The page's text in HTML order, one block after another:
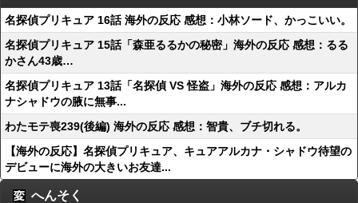
名探偵プリキュア 16話 海外の反応 感想：小林ソード、かっこいい。
名探偵プリキュア 15話「森亜るるかの秘密」海外の反応 感想：るる
かさん43歳…
名探偵プリキュア 13話「名探偵 VS 怪盗」海外の反応 感想：アルカ
ナシャドウの腋に無事...
わたモテ喪239(後編) 海外の反応 感想：智貴、ブチ切れる。
【海外の反応】名探偵プリキュア、キュアアルカナ・シャドウ待望の
デビューに海外の大きいお友達...
へんそく